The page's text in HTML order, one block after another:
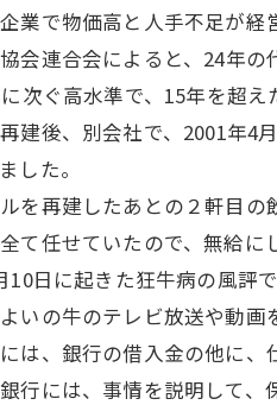
業で物価高と人手不足が
会連合会によると、24年
次ぐ高水準で、15年を超え
建後、別会社で、2001年4
した。
を再建したあとの２軒目の
て任せていたので、無給に
10日に起きた狂牛病の風評
いの牛のテレビ放送や動画
は、銀行の借入金の他に
行には、事情を説明して、